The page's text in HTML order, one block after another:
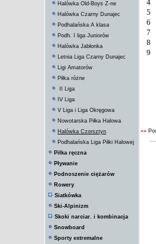
Halówka Old-Boys Z-ne
Halówka Czarny Dunajec
Podhalańska A klasa
Podh. I liga Juniorów
Halówka Jabłonka
Letnia Liga Czarny Dunajec
Ligi Amatorów
Piłka różne
II Liga
IV Liga
V Liga i Liga Okręgowa
Nowotarska Piłka Halowa
Halówka Czorsztyn
Podhalańska Liga Piłki Halowej
Piłka ręczna
Pływanie
Podnoszenie ciężarów
Rowery
Siatkówka
Ski-Alpinizm
Skoki narciar. i kombinacja
Snowboard
Sporty extremalne
4
5
6
7
8
9
««